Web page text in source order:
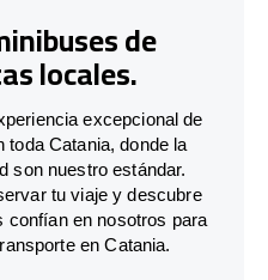
de
locales.
excepcional de
toda Catania, donde la
son nuestro estándar.
tu viaje y descubre
confían en nosotros para
en Catania.